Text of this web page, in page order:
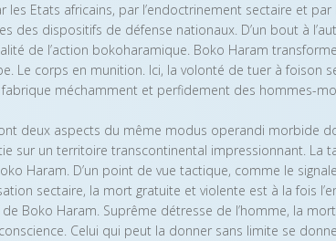
les Etats africains, par l’endoctrinement sectaire et par
des dispositifs de défense nationaux. D’un bout à
de l’action bokoharamique. Boko Haram
Le corps en munition. Ici, la volonté de tuer à foison
méchamment et perfidement des hommes-
deux aspects du même modus operandi morbide
sur un territoire transcontinental impressionnant. La
Haram. D’un point de vue tactique, comme le
sectaire, la mort gratuite et violente est à la fois
Boko Haram. Suprême détresse de l’homme, la
Celui qui peut la donner sans limite se